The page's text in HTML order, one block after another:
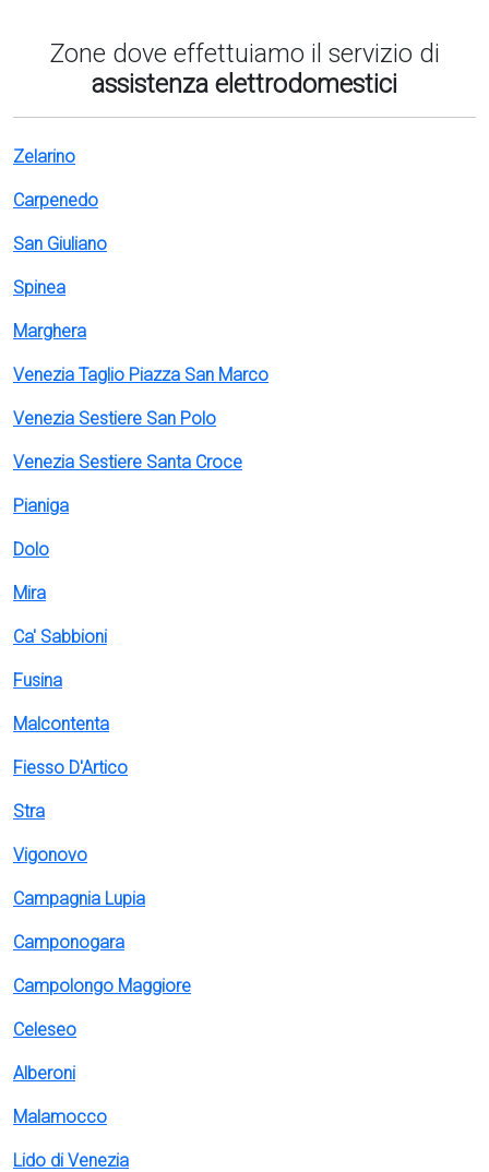
Zone dove effettuiamo il servizio di
assistenza elettrodomestici
Zelarino
Carpenedo
San Giuliano
Spinea
Marghera
Venezia Taglio Piazza San Marco
Venezia Sestiere San Polo
Venezia Sestiere Santa Croce
Pianiga
Dolo
Mira
Ca' Sabbioni
Fusina
Malcontenta
Fiesso D'Artico
Stra
Vigonovo
Campagnia Lupia
Camponogara
Campolongo Maggiore
Celeseo
Alberoni
Malamocco
Lido di Venezia